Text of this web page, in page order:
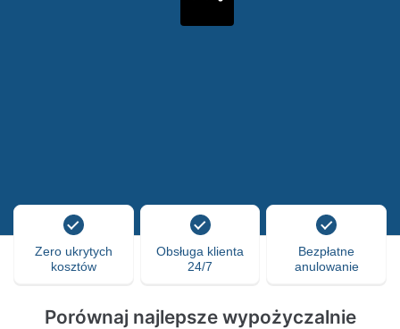
Zero ukrytych
kosztów
Obsługa klienta
24/7
Bezpłatne
anulowanie
Porównaj najlepsze wypożyczalnie